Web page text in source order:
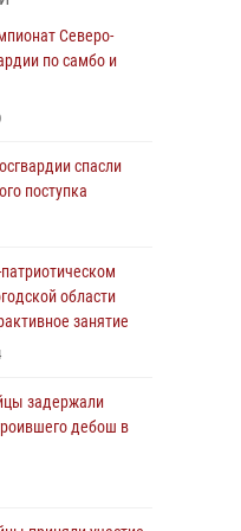
и боевому
8 1
ЗАДЕРЖАНО 23
задержали
Северо-
по самбо и
Северо-
по самбо и
спасли
поступка
области
занятие
задержали
дебош в